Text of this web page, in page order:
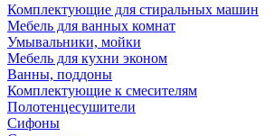
Комплектующие для стиральных машин
Мебель для ванных комнат
Умывальники, мойки
Мебель для кухни эконом
Ванны, поддоны
Комплектующие к смесителям
Полотенцесушители
Сифоны